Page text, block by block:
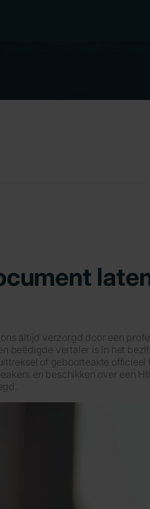
altijd verzorgd door een
beëdigde vertaler is in het
of geboorteakte
en beschikken over een